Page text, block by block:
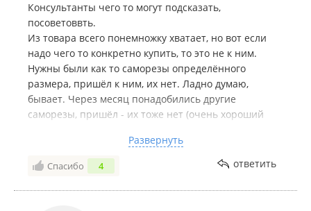
Консультанты чего то могут подсказать,
посоветоввть.
Из товара всего понемножку хватает, но вот если
надо чего то конкретно купить, то это не к ним.
Нужны были как то саморезы определённого
размера, пришёл к ним, их нет. Ладно думаю,
бывает. Через месяц понадобились другие
саморезы, пришёл - их тоже нет (очень хороший
Купил на днях полиуретановый герметик в
"колбасках" и пистолет зубровский к ним.
Через день решил поработать, вставил герметик в
пистолет, начинаю работать, а у пистолета из под
Развернуть
Спасибо 4 ответить